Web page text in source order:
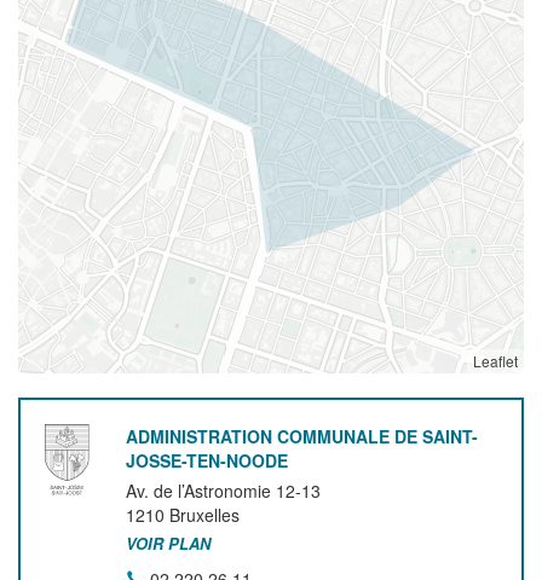
Leaflet
ADMINISTRATION COMMUNALE DE SAINT-
JOSSE-TEN-NOODE
Av. de l’Astronomie 12-13
1210 Bruxelles
VOIR PLAN